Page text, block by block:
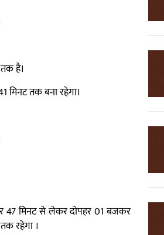
है।
मिनट तक बना रहेगा।
47 मिनट से लेकर दोपहर 01 बजकर
रहेगा ।